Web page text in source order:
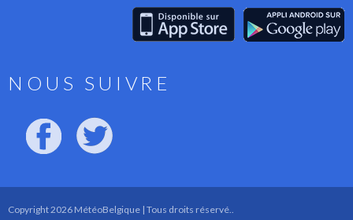
NOUS SUIVRE
Copyright 2026 MétéoBelgique | Tous droits réservé..